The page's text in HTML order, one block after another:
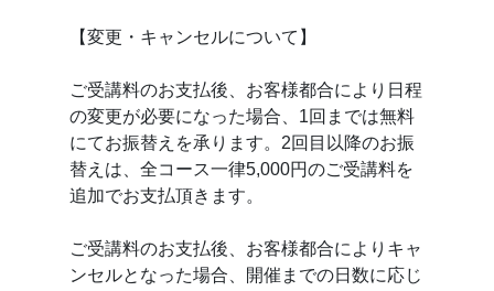
【変更・キャンセルについて】
ご受講料のお支払後、お客様都合により日程
の変更が必要になった場合、1回までは無料
にてお振替えを承ります。2回目以降のお振
替えは、全コース一律5,000円のご受講料を
追加でお支払頂きます。
ご受講料のお支払後、お客様都合によりキャ
ンセルとなった場合、開催までの日数に応じ